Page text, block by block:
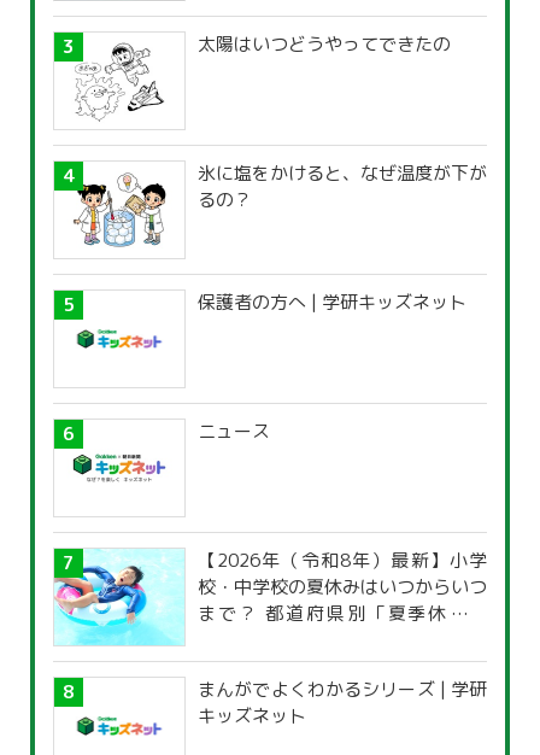
太陽はいつどうやってできたの
氷に塩をかけると、なぜ温度が下が
るの？
保護者の方へ | 学研キッズネット
ニュース
【2026年（令和8年）最新】小学
校・中学校の夏休みはいつからいつ
まで？ 都道府県別「夏季休暇一
まんがでよくわかるシリーズ | 学研
キッズネット